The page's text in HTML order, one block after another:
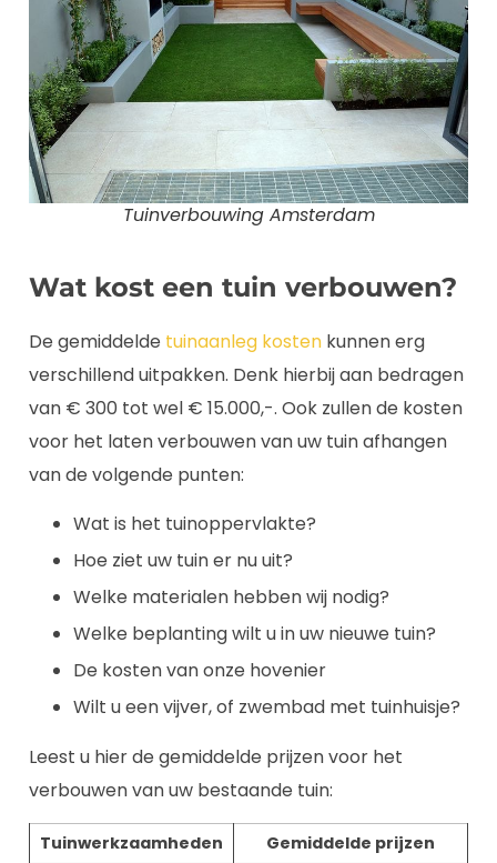
Tuinverbouwing Amsterdam
Wat kost een tuin verbouwen?
De gemiddelde tuinaanleg kosten kunnen erg
verschillend uitpakken. Denk hierbij aan bedragen
van € 300 tot wel € 15.000,-. Ook zullen de kosten
voor het laten verbouwen van uw tuin afhangen
van de volgende punten:
Wat is het tuinoppervlakte?
Hoe ziet uw tuin er nu uit?
Welke materialen hebben wij nodig?
Welke beplanting wilt u in uw nieuwe tuin?
De kosten van onze hovenier
Wilt u een vijver, of zwembad met tuinhuisje?
Leest u hier de gemiddelde prijzen voor het
verbouwen van uw bestaande tuin:
Tuinwerkzaamheden
Gemiddelde prijzen